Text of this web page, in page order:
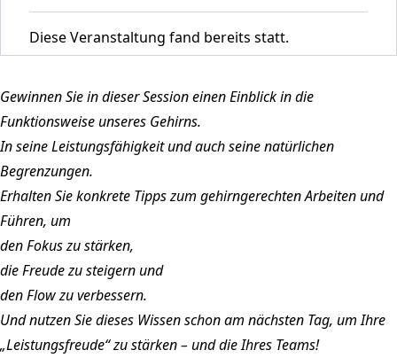
Diese Veranstaltung fand bereits statt.
Gewinnen Sie in dieser Session einen Einblick in die
Funktionsweise unseres Gehirns.
In seine Leistungsfähigkeit und auch seine natürlichen
Begrenzungen.
Erhalten Sie konkrete Tipps zum gehirngerechten Arbeiten und
Führen, um
den Fokus zu stärken,
die Freude zu steigern und
den Flow zu verbessern.
Und nutzen Sie dieses Wissen schon am nächsten Tag, um Ihre
„Leistungsfreude“ zu stärken – und die Ihres Teams!